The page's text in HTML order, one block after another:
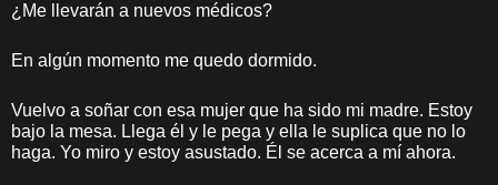
¿Me llevarán a nuevos médicos?
En algún momento me quedo dormido.
Vuelvo a soñar con esa mujer que ha sido mi madre. Estoy
bajo la mesa. Llega él y le pega y ella le suplica que no lo
haga. Yo miro y estoy asustado. Él se acerca a mí ahora.